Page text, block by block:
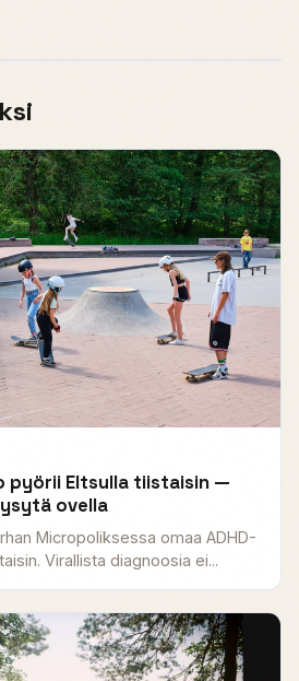
pyörii Eltsulla tiistaisin —
ovella
Micropoliksessa omaa ADHD-
Virallista diagnoosia ei...